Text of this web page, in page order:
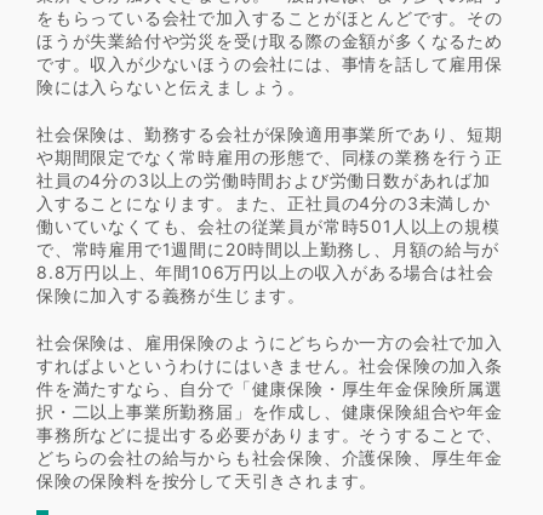
をもらっている会社で加入することがほとんどです。その
ほうが失業給付や労災を受け取る際の金額が多くなるため
です。収入が少ないほうの会社には、事情を話して雇用保
険には入らないと伝えましょう。
社会保険は、勤務する会社が保険適用事業所であり、短期
や期間限定でなく常時雇用の形態で、同様の業務を行う正
社員の4分の3以上の労働時間および労働日数があれば加
入することになります。また、正社員の4分の3未満しか
働いていなくても、会社の従業員が常時501人以上の規模
で、常時雇用で1週間に20時間以上勤務し、月額の給与が
8.8万円以上、年間106万円以上の収入がある場合は社会
保険に加入する義務が生じます。
社会保険は、雇用保険のようにどちらか一方の会社で加入
すればよいというわけにはいきません。社会保険の加入条
件を満たすなら、自分で「健康保険・厚生年金保険所属選
択・二以上事業所勤務届」を作成し、健康保険組合や年金
事務所などに提出する必要があります。そうすることで、
どちらの会社の給与からも社会保険、介護保険、厚生年金
保険の保険料を按分して天引きされます。